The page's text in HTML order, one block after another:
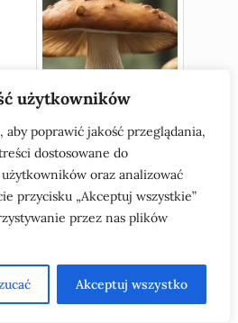
użytkowników
poprawić jakość przeglądania,
dostosowane do
oraz analizować
przycisku „Akceptuj wszystkie”
przez nas plików
Akceptuj wszystko
Grzyb kozia broda: jak
rozpoznać i przyrządzić go
w pysznej zupie
Oska